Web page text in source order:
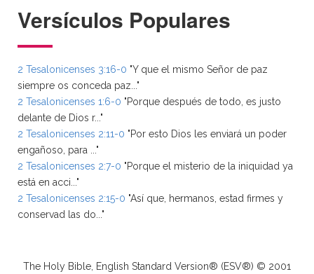
Versículos Populares
2 Tesalonicenses 3:16-0 "Y que el mismo Señor de paz
siempre os conceda paz..."
2 Tesalonicenses 1:6-0 "Porque después de todo, es justo
delante de Dios r..."
2 Tesalonicenses 2:11-0 "Por esto Dios les enviará un poder
engañoso, para ..."
2 Tesalonicenses 2:7-0 "Porque el misterio de la iniquidad ya
está en acci..."
2 Tesalonicenses 2:15-0 "Así que, hermanos, estad firmes y
conservad las do..."
The Holy Bible, English Standard Version® (ESV®) © 2001